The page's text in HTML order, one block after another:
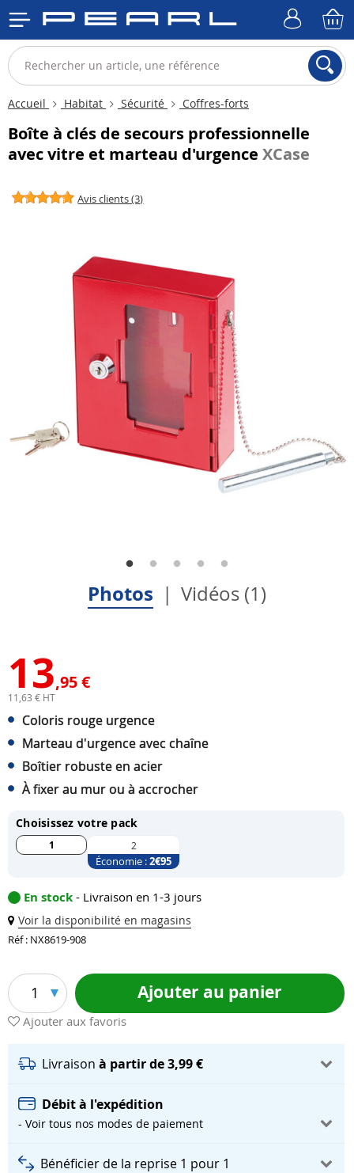
Accueil Habitat Sécurité Coffres-forts
Boîte à clés de secours professionnelle
avec vitre et marteau d'urgence XCase
Avis clients (3)
Photos Vidéos (1)
13,95 €
11,63 € HT
Coloris rouge urgence
Marteau d'urgence avec chaîne
Boîtier robuste en acier
À fixer au mur ou à accrocher
Choisissez votre pack
1 2
Économie :2€95
En stock - Livraison en 1-3 jours
Voir la disponibilité en magasins
Réf : NX8619-908
1 Ajouter au panier
Ajouter aux favoris
Livraison à partir de 3,99 €
Débit à l'expédition
- Voir tous nos modes de paiement
Bénéficier de la reprise 1 pour 1